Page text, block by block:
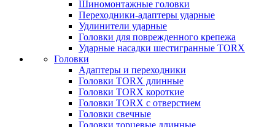
Шиномонтажные головки
Переходники-адаптеры ударные
Удлинители ударные
Головки для поврежденного крепежа
Ударные насадки шестигранные TORX
Головки
Адаптеры и переходники
Головки TORX длинные
Головки TORX короткие
Головки TORX с отверстием
Головки свечные
Головки торцевые длинные